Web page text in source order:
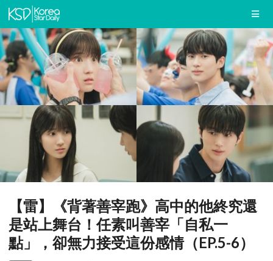
【雷】《背著善宰跑》高中的他終究還
是站上舞台！任素叫善宰「自私一
點」，卻無力接受這份感情（EP.5-6）